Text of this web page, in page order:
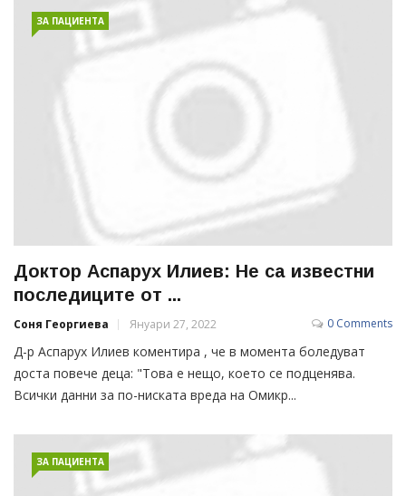
ЗА ПАЦИЕНТА
Доктор Аспарух Илиев: Не са известни
последиците от ...
Соня Георгиева Януари 27, 2022 0 Comments
Д-р Аспарух Илиев коментира , че в момента боледуват
доста повече деца: "Това е нещо, което се подценява.
Всички данни за по-ниската вреда на Омикр...
ЗА ПАЦИЕНТА